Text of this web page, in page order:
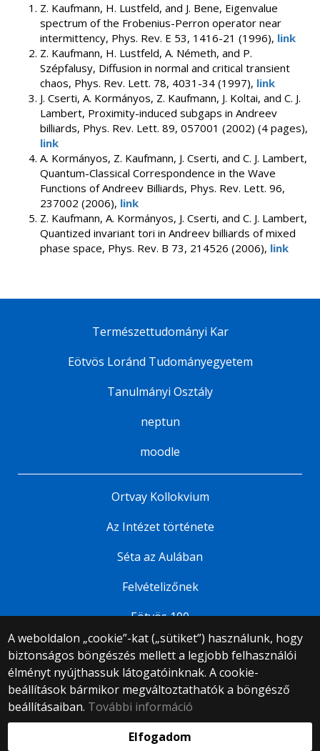
Z. Kaufmann, H. Lustfeld, and J. Bene, Eigenvalue
spectrum of the Frobenius-Perron operator near
intermittency, Phys. Rev. E 53, 1416-21 (1996), link
Z. Kaufmann, H. Lustfeld, A. Németh, and P.
Szépfalusy, Diffusion in normal and critical transient
chaos, Phys. Rev. Lett. 78, 4031-34 (1997), link
J. Cserti, A. Kormányos, Z. Kaufmann, J. Koltai, and C. J.
Lambert, Proximity-induced subgaps in Andreev
billiards, Phys. Rev. Lett. 89, 057001 (2002) (4 pages),
link
A. Kormányos, Z. Kaufmann, J. Cserti, and C. J. Lambert,
Quantum-Classical Correspondence in the Wave
Functions of Andreev Billiards, Phys. Rev. Lett. 96,
237002 (2006), link
Z. Kaufmann, A. Kormányos, J. Cserti, and C. J. Lambert,
Quantized invariant tori in Andreev billiards of mixed
phase space, Phys. Rev. B 73, 214526 (2006), link
A weboldalon „cookie”-kat („sütiket”) használunk, hogy
biztonságos böngészés mellett a legjobb felhasználói
élményt nyújthassuk látogatóinknak. A cookie-
beállítások bármikor megváltoztathatók a böngésző
beállításaiban. További információ
Elfogadom
Természettudományi Kar
Eötvös Loránd Tudományegyetem
Tanulmányi Osztály
neptun
moodle
Ortvay Kollokvium
Az Intézet története
Séta az Aulában
Felvételizőnek
Eötvös 100
© 2025 Eötvös Loránd Tudományegyetem
Minden jog fenntartva.
1053 Budapest, Egyetem tér 1–3.
Központi telefonszám: +36 1 411 6500
Webfejlesztés: